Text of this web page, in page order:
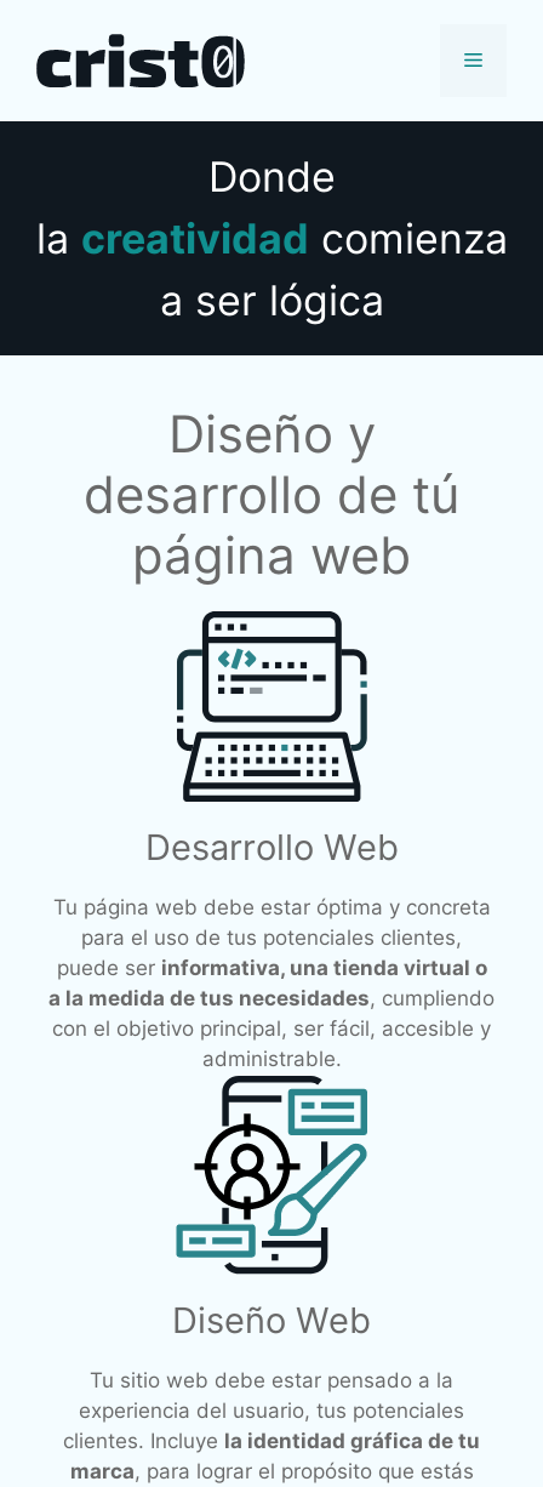
contenido
Menú
Donde
la creatividad comienza
a ser lógica
Diseño y
desarrollo de tú
página web
Desarrollo Web
Tu página web debe estar óptima y concreta
para el uso de tus potenciales clientes,
puede ser informativa, una tienda virtual o
a la medida de tus necesidades, cumpliendo
con el objetivo principal, ser fácil, accesible y
administrable.
Diseño Web
Tu sitio web debe estar pensado a la
experiencia del usuario, tus potenciales
clientes. Incluye la identidad gráfica de tu
marca, para lograr el propósito que estás